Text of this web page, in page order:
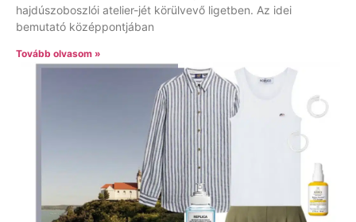
hajdúszoboszlói atelier-jét körülvevő ligetben. Az idei
bemutató középpontjában
Tovább olvasom »